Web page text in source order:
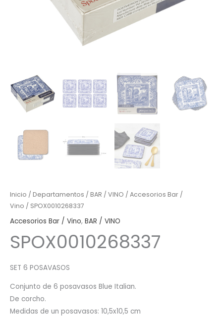
Inicio / Departamentos / BAR / VINO / Accesorios Bar /
Vino / SPOX0010268337
Accesorios Bar / Vino, BAR / VINO
SPOX0010268337
SET 6 POSAVASOS
Conjunto de 6 posavasos Blue Italian.
De corcho.
Medidas de un posavasos: 10,5x10,5 cm